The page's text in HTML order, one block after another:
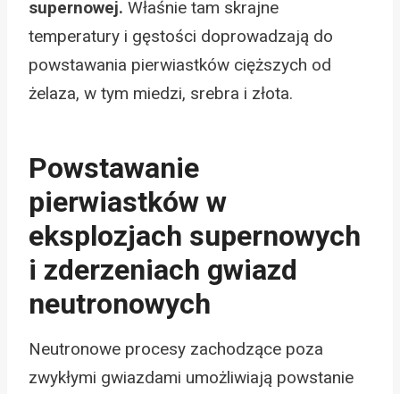
supernowej. Właśnie tam skrajne
temperatury i gęstości doprowadzają do
powstawania pierwiastków cięższych od
żelaza, w tym miedzi, srebra i złota.
Powstawanie
pierwiastków w
eksplozjach supernowych
i zderzeniach gwiazd
neutronowych
Neutronowe procesy zachodzące poza
zwykłymi gwiazdami umożliwiają powstanie